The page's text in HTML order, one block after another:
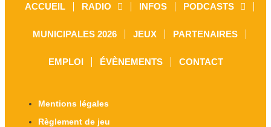
ACCUEIL RADIO INFOS PODCASTS
MUNICIPALES 2026 JEUX PARTENAIRES
EMPLOI ÉVÈNEMENTS CONTACT
Mentions légales
Règlement de jeu